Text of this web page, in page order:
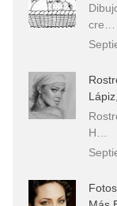
cre…
H…